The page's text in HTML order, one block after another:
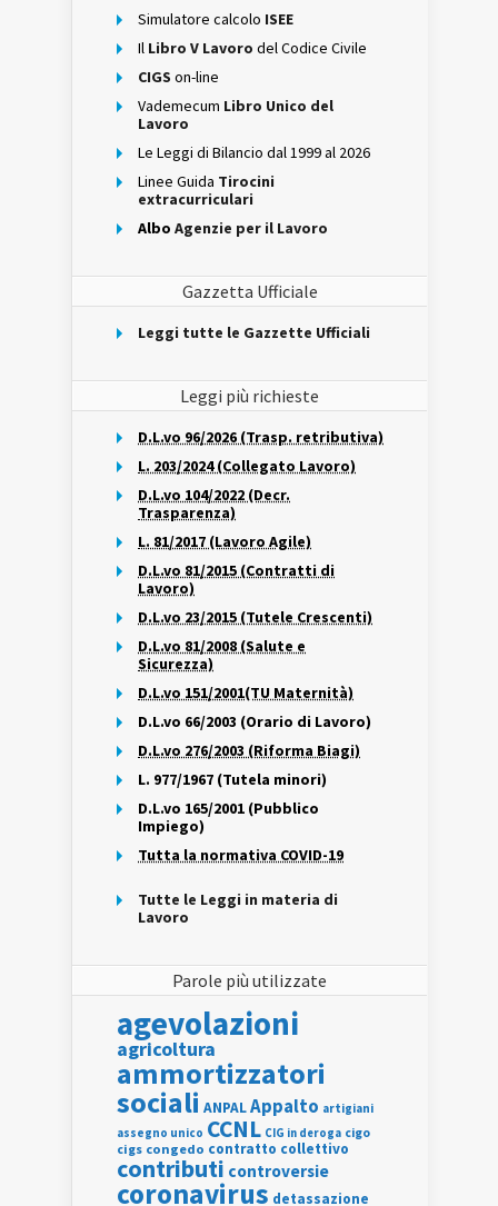
Simulatore calcolo ISEE
Il Libro V Lavoro del Codice Civile
CIGS on-line
Vademecum Libro Unico del
Lavoro
Le Leggi di Bilancio dal 1999 al 2026
Linee Guida Tirocini
extracurriculari
Albo Agenzie per il Lavoro
Gazzetta Ufficiale
Leggi tutte le Gazzette Ufficiali
Leggi più richieste
D.L.vo 96/2026 (Trasp. retributiva)
L. 203/2024 (Collegato Lavoro)
D.L.vo 104/2022 (Decr.
Trasparenza)
L. 81/2017 (Lavoro Agile)
D.L.vo 81/2015 (Contratti di
Lavoro)
D.L.vo 23/2015 (Tutele Crescenti)
D.L.vo 81/2008 (Salute e
Sicurezza)
D.L.vo 151/2001(TU Maternità)
D.L.vo 66/2003 (Orario di Lavoro)
D.L.vo 276/2003 (Riforma Biagi)
L. 977/1967 (Tutela minori)
D.L.vo 165/2001 (Pubblico
Impiego)
Tutta la normativa COVID-19
Tutte le Leggi in materia di
Lavoro
Parole più utilizzate
agevolazioni
agricoltura
ammortizzatori
sociali ANPALAppalto artigiani
assegno unico CCNL CIG in deroga cigo
cigs congedo contratto collettivo
contributi controversie
coronavirus detassazione